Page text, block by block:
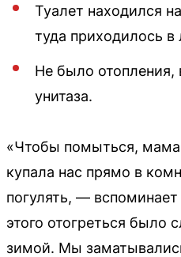
Туалет находился
туда приходилось
Не было отопления,
унитаза.
«Чтобы помыться, мама
купала нас прямо в
погулять, —
этого отогреться было
зимой. Мы